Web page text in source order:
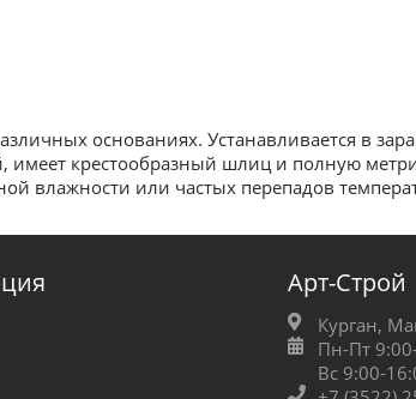
основаниях. Устанавливается в
крестообразный шлиц и полную
влажности или частых перепадов
Арт-Строй
Курган,
Пн-Пт
Вс 9:00-